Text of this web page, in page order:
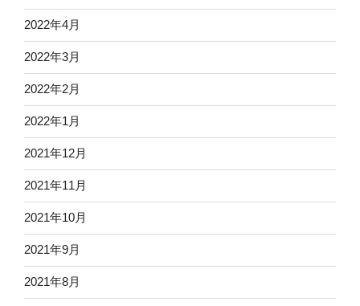
2022年4月
2022年3月
2022年2月
2022年1月
2021年12月
2021年11月
2021年10月
2021年9月
2021年8月